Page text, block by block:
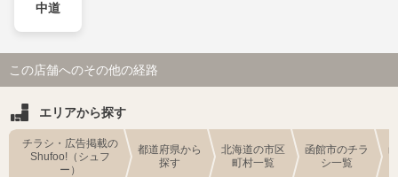
中道
この店舗へのその他の経路
エリアから探す
チラシ・広告掲載の
Shufoo!（シュフ
ー）
都道府県から
探す
北海道の市区
町村一覧
函館市のチラ
シ一覧